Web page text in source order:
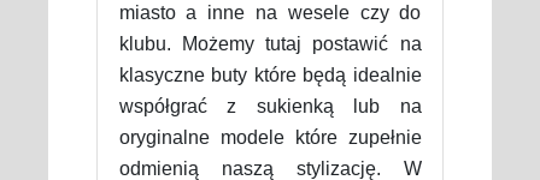
miasto a inne na wesele czy do
klubu. Możemy tutaj postawić na
klasyczne buty które będą idealnie
współgrać z sukienką lub na
oryginalne modele które zupełnie
odmienią naszą stylizację. W